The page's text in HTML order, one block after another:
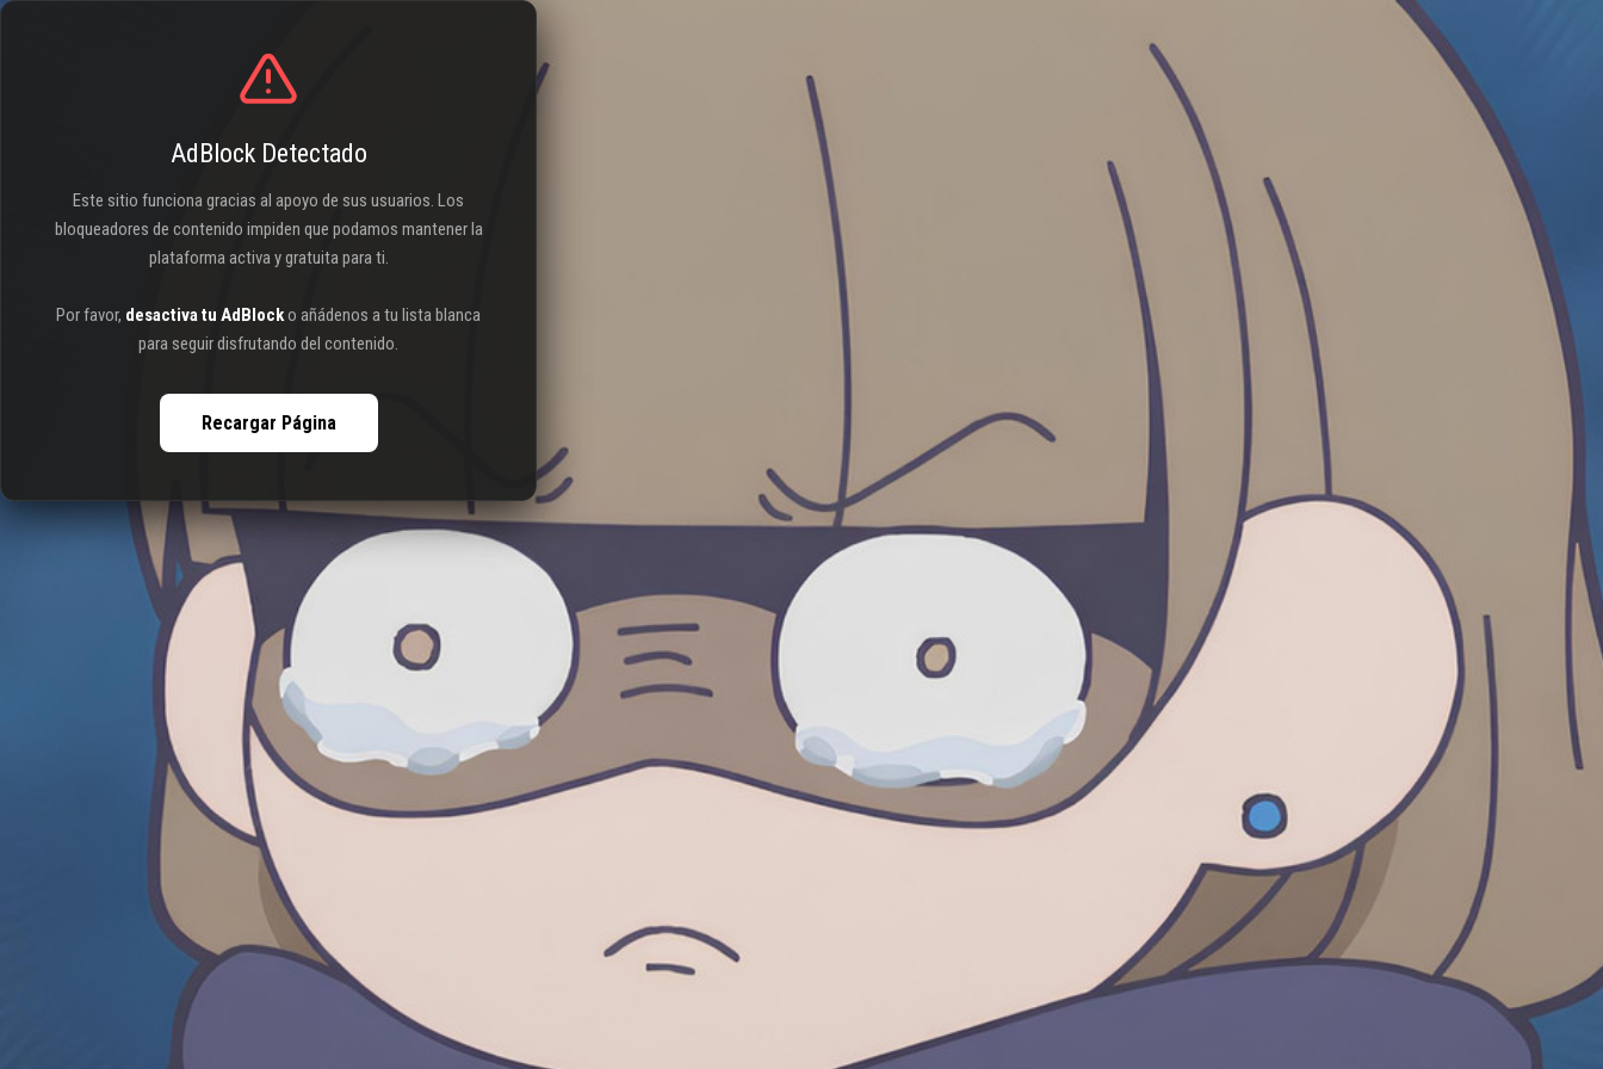
AdBlock Detectado
Este sitio funciona gracias al apoyo de sus usuarios. Los
bloqueadores de contenido impiden que podamos mantener la
plataforma activa y gratuita para ti.
Por favor, desactiva tu AdBlocko añádenos a tu lista blanca
para seguir disfrutando del contenido.
Recargar Página